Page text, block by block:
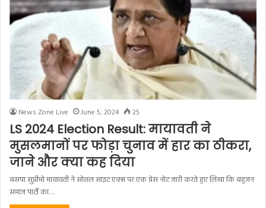
News Zone Live June 5, 2024 25
LS 2024 Election Result: मायावती ने
मुसलमानों पर फोड़ा चुनाव में हार का ठीकरा,
जाने और क्या कह दिया
बसपा सुप्रीमो मायावती ने सोशल साइट एक्स पर एक प्रेस नोट जारी करते हुए लिखा कि बहुजन
समाज पार्टी का…